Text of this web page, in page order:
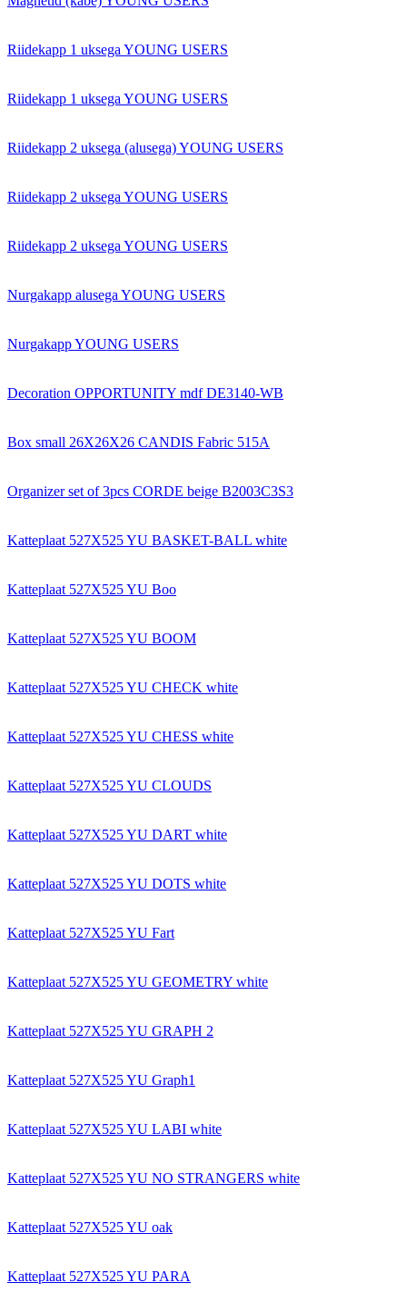
Riidekapp 1 uksega YOUNG USERS
Riidekapp 1 uksega YOUNG USERS
Riidekapp 2 uksega (alusega) YOUNG USERS
Riidekapp 2 uksega YOUNG USERS
Riidekapp 2 uksega YOUNG USERS
Nurgakapp alusega YOUNG USERS
Nurgakapp YOUNG USERS
Decoration OPPORTUNITY mdf DE3140-WB
Box small 26X26X26 CANDIS Fabric 515A
Organizer set of 3pcs CORDE beige B2003C3S3
Katteplaat 527X525 YU BASKET-BALL white
Katteplaat 527X525 YU Boo
Katteplaat 527X525 YU BOOM
Katteplaat 527X525 YU CHECK white
Katteplaat 527X525 YU CHESS white
Katteplaat 527X525 YU CLOUDS
Katteplaat 527X525 YU DART white
Katteplaat 527X525 YU DOTS white
Katteplaat 527X525 YU Fart
Katteplaat 527X525 YU GEOMETRY white
Katteplaat 527X525 YU GRAPH 2
Katteplaat 527X525 YU Graph1
Katteplaat 527X525 YU LABI white
Katteplaat 527X525 YU NO STRANGERS white
Katteplaat 527X525 YU oak
Katteplaat 527X525 YU PARA